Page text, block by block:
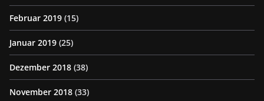
Februar 2019 (15)
Januar 2019 (25)
Dezember 2018 (38)
November 2018 (33)